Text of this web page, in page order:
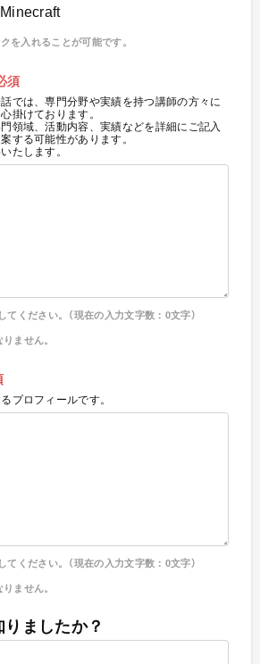
Minecraft
を入れることが可能です。
では、専門分野や実績を持つ講師の方々に
掛けております。
領域、活動内容、実績などを詳細にご記入
する可能性があります。
たします。
てください。（現在の入力文字数： 0文字）
ません。
プロフィールです。
てください。（現在の入力文字数： 0文字）
ません。
ましたか？